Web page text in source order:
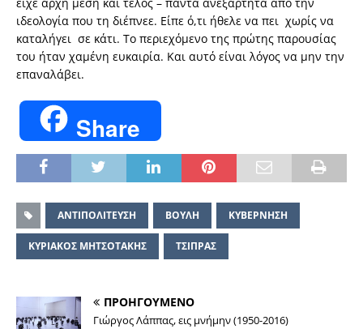
ιδεολογία που τη διέπνεε. Είπε ό,τι ήθελε να πει χωρίς να
καταλήγει σε κάτι. Το περιεχόμενο της πρώτης παρουσίας
του ήταν χαμένη ευκαιρία. Και αυτό είναι λόγος να μην την
επαναλάβει.
Share
ΑΝΤΙΠΟΛΙΤΕΥΣΗ ΒΟΥΛΗ ΚΥΒΕΡΝΗΣΗ
ΚΥΡΙΑΚΟΣ ΜΗΤΣΟΤΑΚΗΣ ΤΣΙΠΡΑΣ
ΠΡΟΗΓΟΥΜΕΝΟ
Γιώργος Λάππας, εις μνήμην (1950-2016)